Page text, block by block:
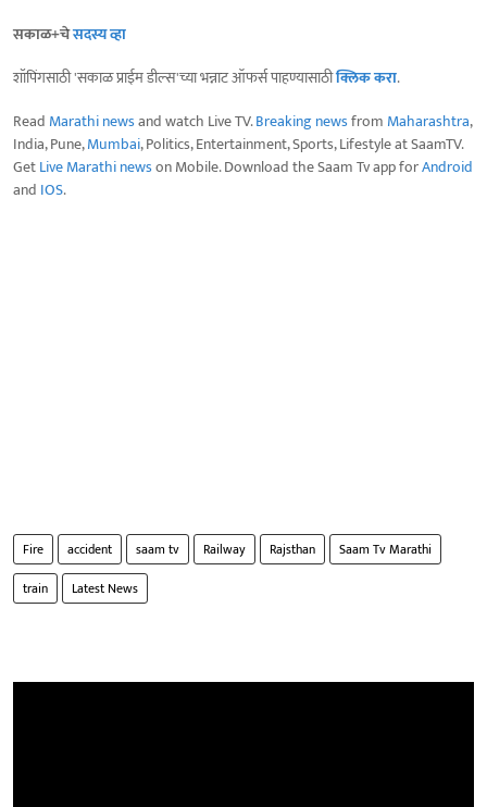
सकाळ+चेसदस्य व्हा
शॉपिंगसाठी 'सकाळ प्राईम डील्स'च्या भन्नाट ऑफर्स पाहण्यासाठीक्लिक करा.
Read Marathi newsand watch Live TV.Breaking newsfrom Maharashtra,
India, Pune,Mumbai, Politics, Entertainment, Sports, Lifestyle at SaamTV.
GetLive Marathi newson Mobile. Download the Saam Tv app forAndroid
and IOS.
Fire accident saam tv Railway Rajsthan
Saam Tv Marathi
train
Latest News